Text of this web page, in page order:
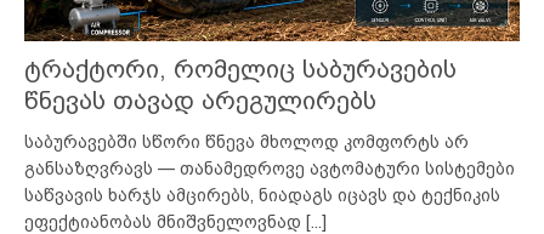
ტრაქტორი, რომელიც საბურავების
წნევას თავად არეგულირებს
საბურავებში სწორი წნევა მხოლოდ კომფორტს არ
განსაზღვრავს — თანამედროვე ავტომატური სისტემები
საწვავის ხარჯს ამცირებს, ნიადაგს იცავს და ტექნიკის
ეფექტიანობას მნიშვნელოვნად [...]